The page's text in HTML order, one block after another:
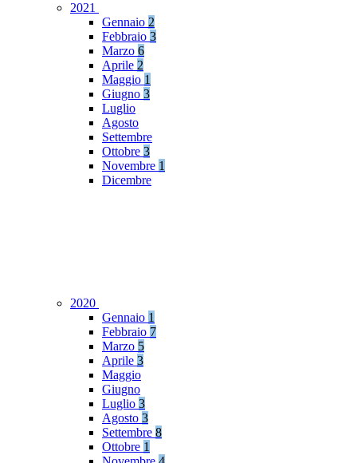
2021
Gennaio 2
Febbraio 3
Marzo 6
Aprile 2
Maggio 1
Giugno 3
Luglio
Agosto
Settembre
Ottobre 3
Novembre 1
Dicembre
2020
Gennaio 1
Febbraio 7
Marzo 5
Aprile 3
Maggio
Giugno
Luglio 3
Agosto 3
Settembre 8
Ottobre 1